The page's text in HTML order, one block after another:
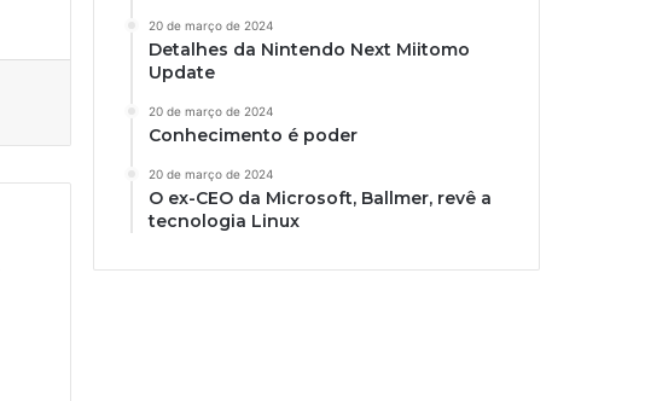
20 de março de 2024
Detalhes da Nintendo Next Miitomo
Update
20 de março de 2024
Conhecimento é poder
20 de março de 2024
O ex-CEO da Microsoft, Ballmer, revê a
tecnologia Linux